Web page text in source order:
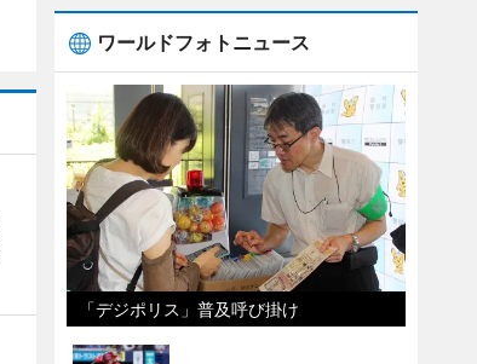
ワールドフォトニュース
「デジポリス」普及呼び掛け